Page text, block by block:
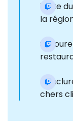
Visite
la
chers